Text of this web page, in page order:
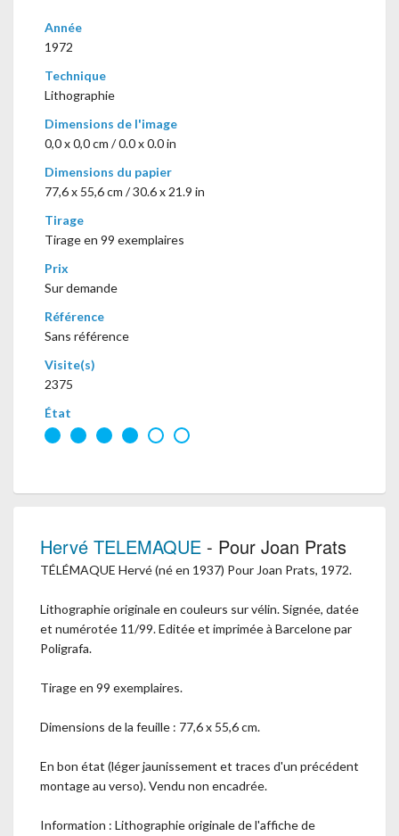
Année
1972
Technique
Lithographie
Dimensions de l'image
0,0 x 0,0 cm / 0.0 x 0.0 in
Dimensions du papier
77,6 x 55,6 cm / 30.6 x 21.9 in
Tirage
Tirage en 99 exemplaires
Prix
Sur demande
Référence
Sans référence
Visite(s)
2375
État
Hervé TELEMAQUE - Pour Joan Prats
TÉLÉMAQUE Hervé (né en 1937) Pour Joan Prats, 1972.
Lithographie originale en couleurs sur vélin. Signée, datée
et numérotée 11/99. Editée et imprimée à Barcelone par
Poligrafa.
Tirage en 99 exemplaires.
Dimensions de la feuille : 77,6 x 55,6 cm.
En bon état (léger jaunissement et traces d'un précédent
montage au verso). Vendu non encadrée.
Information : Lithographie originale de l'affiche de